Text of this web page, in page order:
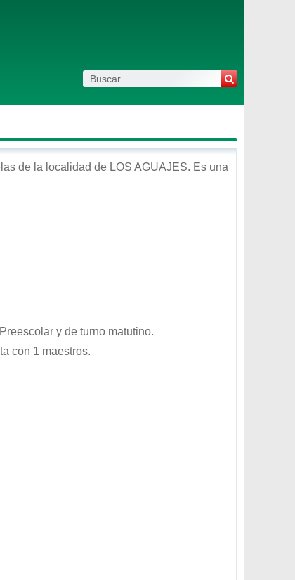
de la localidad de LOS AGUAJES. Es una
Preescolar y de turno matutino.
con 1 maestros.